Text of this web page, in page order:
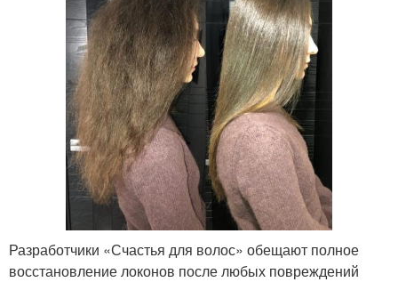
Разработчики «Счастья для волос» обещают полное
восстановление локонов после любых повреждений